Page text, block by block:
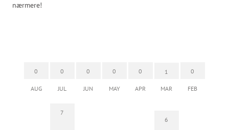
nærmere!
0
AUG
0
JUL
0
JUN
0
MAY
0
APR
1
MAR
0
FEB
7
6